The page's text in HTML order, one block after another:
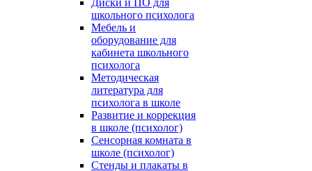
Диски и ПО для
школьного психолога
Мебель и
оборудование для
кабинета школьного
психолога
Методическая
литература для
психолога в школе
Развитие и коррекция
в школе (психолог)
Сенсорная комната в
школе (психолог)
Стенды и плакаты в